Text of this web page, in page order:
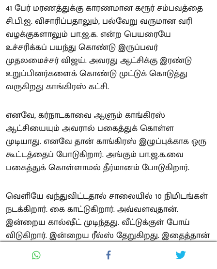
41 பேர் மரணத்துக்கு காரணமான கரூர் சம்பவத்தை
சி.பி.ஐ. விசாரிப்பதாலும், பல்வேறு வருமான வரி
வழக்குகளாலும் பா.ஜ.க. என்ற பெயரையே
உச்சரிக்கப் பயந்து கொண்டு இருப்பவர்
முதலமைச்சர் விஜய். அவரது ஆட்சிக்கு இரண்டு
உறுப்பினர்களைக் கொண்டு முட்டுக் கொடுத்து
வருகிறது காங்கிரஸ் கட்சி.
எனவே, கர்நாடகாவை ஆளும் காங்கிரஸ்
ஆட்சியையும் அவரால் பகைத்துக் கொள்ள
முடியாது. எனவே தான் காங்கிரஸ் இழுப்புக்காக ஒரு
கூட்டத்தைப் போடுகிறார். அங்கும் பா.ஜ.க.வை
பகைத்துக் கொள்ளாமல் தீர்மானம் போடுகிறார்.
வெளியே வந்துவிட்டதால் சாலையில் 10 நிமிடங்கள்
நடக்கிறார். கை காட்டுகிறார். அவ்வளவுதான்.
இன்றைய கால்ஷீட் முடிந்தது. வீட்டுக்குள் போய்
விடுகிறார். இன்றைய ரீல்ஸ் தேறுகிறது. இதைத்தான்
தமிழ்நாடு பார்த்துக் கொண்டிருக்கிறது.